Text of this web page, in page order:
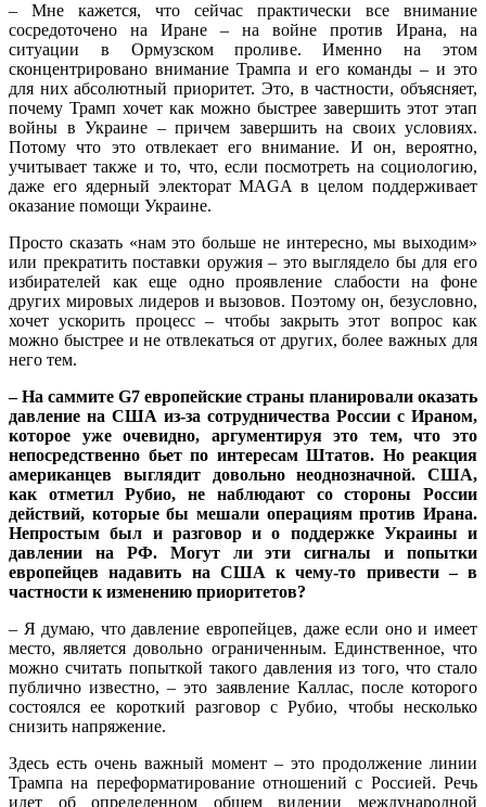
– Мне кажется, что сейчас практически все внимание
сосредоточено на Иране – на войне против Ирана, на
ситуации в Ормузском проливе. Именно на этом
сконцентрировано внимание Трампа и его команды – и это
для них абсолютный приоритет. Это, в частности, объясняет,
почему Трамп хочет как можно быстрее завершить этот этап
войны в Украине – причем завершить на своих условиях.
Потому что это отвлекает его внимание. И он, вероятно,
учитывает также и то, что, если посмотреть на социологию,
даже его ядерный электорат MAGA в целом поддерживает
оказание помощи Украине.
Просто сказать «нам это больше не интересно, мы выходим»
или прекратить поставки оружия – это выглядело бы для его
избирателей как еще одно проявление слабости на фоне
других мировых лидеров и вызовов. Поэтому он, безусловно,
хочет ускорить процесс – чтобы закрыть этот вопрос как
можно быстрее и не отвлекаться от других, более важных для
него тем.
– На саммите G7 европейские страны планировали оказать
давление на США из-за сотрудничества России с Ираном,
которое уже очевидно, аргументируя это тем, что это
непосредственно бьет по интересам Штатов. Но реакция
американцев выглядит довольно неоднозначной. США,
как отметил Рубио, не наблюдают со стороны России
действий, которые бы мешали операциям против Ирана.
Непростым был и разговор и о поддержке Украины и
давлении на РФ. Могут ли эти сигналы и попытки
европейцев надавить на США к чему-то привести – в
частности к изменению приоритетов?
– Я думаю, что давление европейцев, даже если оно и имеет
место, является довольно ограниченным. Единственное, что
можно считать попыткой такого давления из того, что стало
публично известно, – это заявление Каллас, после которого
состоялся ее короткий разговор с Рубио, чтобы несколько
снизить напряжение.
Здесь есть очень важный момент – это продолжение линии
Трампа на переформатирование отношений с Россией. Речь
идет об определенном общем видении международной